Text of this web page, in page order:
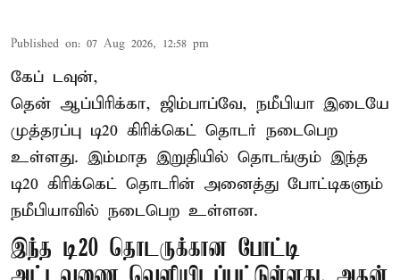
Published on: 07 Aug 2026, 12:58 pm
கேப் டவுன்,
தென் ஆப்பிரிக்கா, ஜிம்பாப்வே, நமீபியா இடையே
முத்தரப்பு டி20 கிரிக்கெட் தொடர் நடைபெற
உள்ளது. இம்மாத இறுதியில் தொடங்கும் இந்த
டி20 கிரிக்கெட் தொடரின் அனைத்து போட்டிகளும்
நமீபியாவில் நடைபெற உள்ளன.
இந்த டி20 தொடருக்கான போட்டி